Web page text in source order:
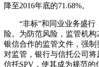
降至2016年底的71.68%。
“非标”和同业业务盛行
险。为防范风险，监管机构
银信合作的监管文件，强
对监管，银行与信托公司
信托SPV，使其成为规范